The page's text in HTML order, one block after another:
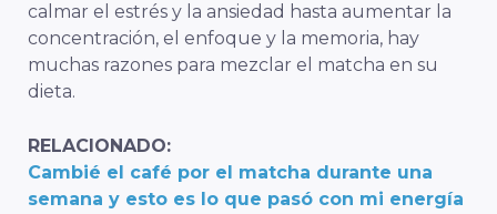
calmar el estrés y la ansiedad hasta aumentar la
concentración, el enfoque y la memoria, hay
muchas razones para mezclar el matcha en su
dieta.
RELACIONADO:
Cambié el café por el matcha durante una
semana y esto es lo que pasó con mi energía